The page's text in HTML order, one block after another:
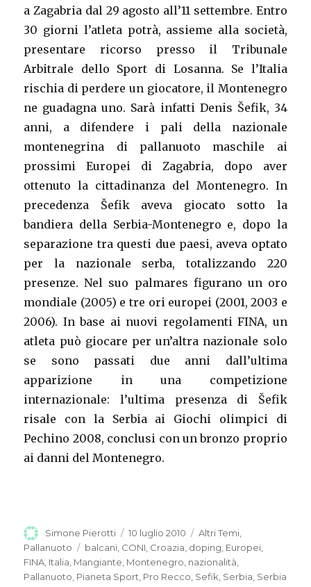
a Zagabria dal 29 agosto all’11 settembre. Entro
30 giorni l’atleta potrà, assieme alla società,
presentare ricorso presso il Tribunale
Arbitrale dello Sport di Losanna. Se l’Italia
rischia di perdere un giocatore, il Montenegro
ne guadagna uno. Sarà infatti Denis Šefik, 34
anni, a difendere i pali della nazionale
montenegrina di pallanuoto maschile ai
prossimi Europei di Zagabria, dopo aver
ottenuto la cittadinanza del Montenegro. In
precedenza Šefik aveva giocato sotto la
bandiera della Serbia-Montenegro e, dopo la
separazione tra questi due paesi, aveva optato
per la nazionale serba, totalizzando 220
presenze. Nel suo palmares figurano un oro
mondiale (2005) e tre ori europei (2001, 2003 e
2006). In base ai nuovi regolamenti FINA, un
atleta può giocare per un’altra nazionale solo
se sono passati due anni dall’ultima
apparizione in una competizione
internazionale: l’ultima presenza di Šefik
risale con la Serbia ai Giochi olimpici di
Pechino 2008, conclusi con un bronzo proprio
ai danni del Montenegro.
Autore
Simone Pierotti
Pubblicato
il
10 luglio 2010 Categorie
Altri Temi
Pallanuoto
Tag
balcani CONI Croazia doping Europei
FINA Italia Mangiante Montenegro nazionalità
Pallanuoto Pianeta Sport Pro Recco Sefik Serbia Serbia